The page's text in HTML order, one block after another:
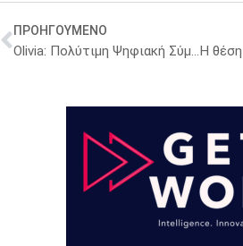
ΠΡΟΗΓΟΥΜΕΝΟ
Olivia: Πολύτιμη Ψηφιακή Σύμμαχος για Γυναίκες με Καρκίνο των Ωοθηκών, με την υποστήριξη της AstraZeneca